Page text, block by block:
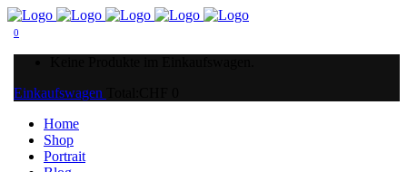
0
Einkaufswagen
Home
Shop
Portrait